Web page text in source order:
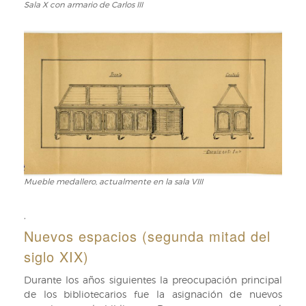
Sala
con
Sala X con armario de Carlos III
Mueble
la
sala
Mueble medallero, actualmente en la sala VIII
Nuevos espacios (segunda mitad del
siglo XIX)
Durante los años siguientes la preocupación principal
de los bibliotecarios fue la asignación de nuevos